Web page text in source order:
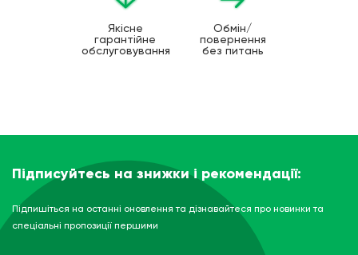
Якісне
гарантійне
обслуговування
Обмін/
повернення
без питань
Підписуйтесь на знижки і рекомендації:
Підпишіться на останні оновлення та дізнавайтеся про новинки та
спеціальні пропозиції першими